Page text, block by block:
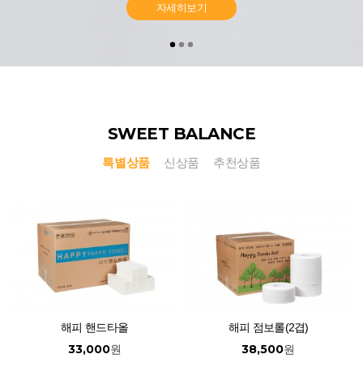
자세히보기
SWEET BALANCE
특별상품 신상품 추천상품
해피 핸드타올
33,000원
해피 점보롤(2겹)
38,500원